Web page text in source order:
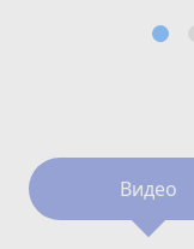
Видео